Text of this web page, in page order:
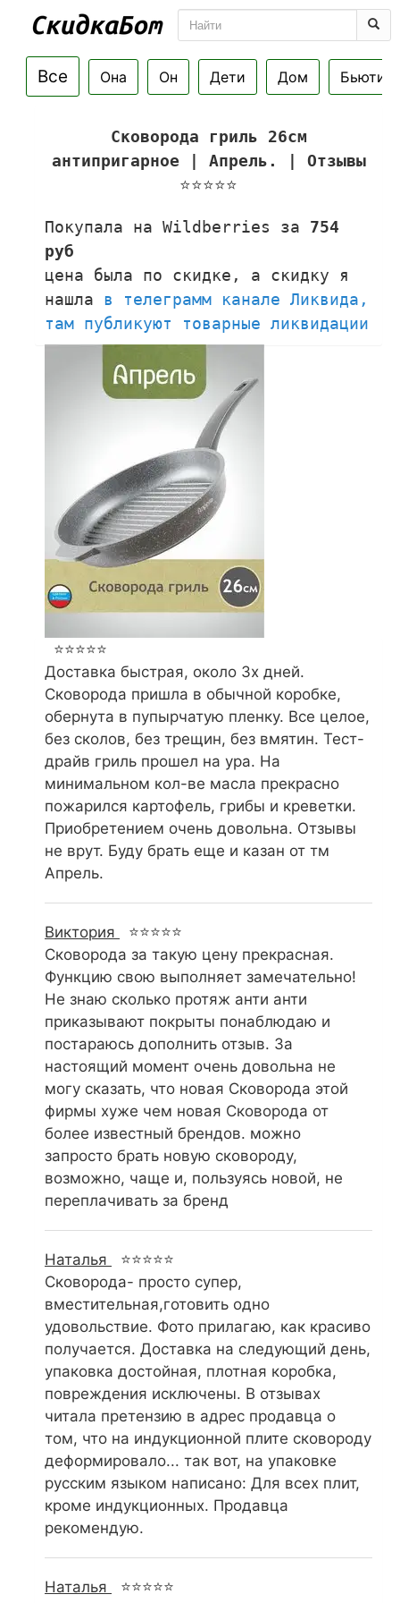
Все Она Он Дети Дом Бьюти
Сковорода гриль 26см
антипригарное | Апрель. | Отзывы
⭐⭐⭐⭐⭐
Покупала на Wildberries за 754
руб
цена была по скидке, а скидку я
нашла в телеграмм канале Ликвида,
там публикуют товарные ликвидации
⭐⭐⭐⭐⭐
Доставка быстрая, около 3х дней.
Сковорода пришла в обычной коробке,
обернута в пупырчатую пленку. Все целое,
без сколов, без трещин, без вмятин. Тест-
драйв гриль прошел на ура. На
минимальном кол-ве масла прекрасно
пожарился картофель, грибы и креветки.
Приобретением очень довольна. Отзывы
не врут. Буду брать еще и казан от тм
Апрель.
Виктория
⭐⭐⭐⭐⭐
Сковорода за такую цену прекрасная.
Функцию свою выполняет замечательно!
Не знаю сколько протяж анти анти
приказывают покрыты понаблюдаю и
постараюсь дополнить отзыв. За
настоящий момент очень довольна не
могу сказать, что новая Сковорода этой
фирмы хуже чем новая Сковорода от
более известный брендов. можно
запросто брать новую сковороду,
возможно, чаще и, пользуясь новой, не
переплачивать за бренд
Наталья
⭐⭐⭐⭐⭐
Сковорода- просто супер,
вместительная,готовить одно
удовольствие. Фото прилагаю, как красиво
получается. Доставка на следующий день,
упаковка достойная, плотная коробка,
повреждения исключены. В отзывах
читала претензию в адрес продавца о
том, что на индукционной плите сковороду
деформировало... так вот, на упаковке
русским языком написано: Для всех плит,
кроме индукционных. Продавца
рекомендую.
Наталья
⭐⭐⭐⭐⭐